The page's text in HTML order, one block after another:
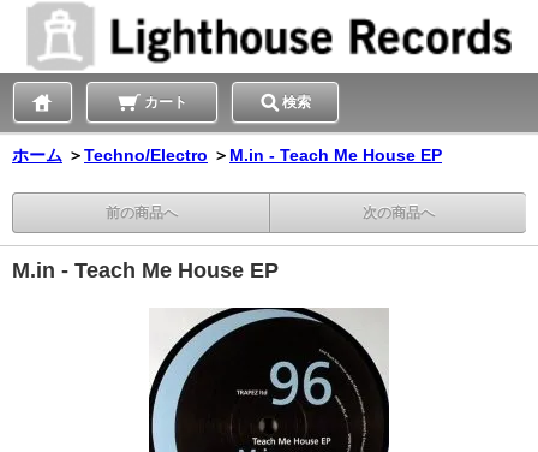
カート 検索
ホーム ＞Techno/Electro ＞ M.in - Teach Me House EP
前の商品へ 次の商品へ
M.in - Teach Me House EP